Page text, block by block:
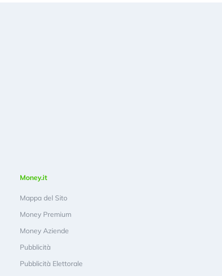
Money.it
Mappa del Sito
Money Premium
Money Aziende
Pubblicità
Pubblicità Elettorale